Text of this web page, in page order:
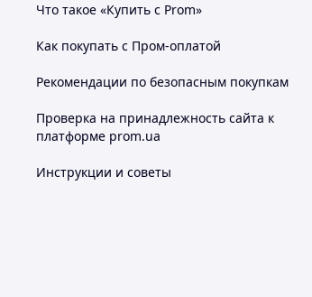
Что такое «Купить с Prom»
Как покупать с Пром-оплатой
Рекомендации по безопасным покупкам
Проверка на принадлежность сайта к
платформе prom.ua
Инструкции и советы